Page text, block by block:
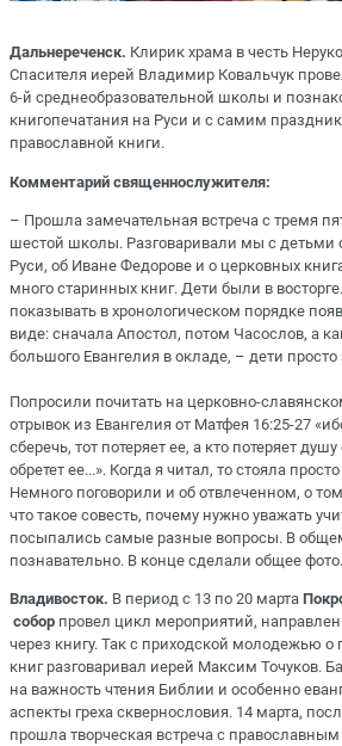
Дальнереченск. Клирик храма в честь
Спасителя иерей Владимир Ковальчук
6-й среднеобразовательной школы и
книгопечатания на Руси и с самим
православной книги.
Комментарий священнослужителя:
– Прошла замечательная встреча с тремя
шестой школы. Разговаривали мы с детьми
Руси, об Иване Федорове и о церковных
много старинных книг. Дети были в
показывать в хронологическом порядке
виде: сначала Апостол, потом Часослов, а
большого Евангелия в окладе, – дети
Попросили почитать на церковно-
отрывок из Евангелия от Матфея 16:25-27
сберечь, тот потеряет ее, а кто потеряет
обретет ее...». Когда я читал, то стояла
Немного поговорили и об отвлеченном, о
что такое совесть, почему нужно уважать
посыпались самые разные вопросы. В
познавательно. В конце сделали общее фото.
Владивосток. В период с 13 по 20 марта
собор провел цикл мероприятий,
через книгу. Так с приходской молодежью о
книг разговаривал иерей Максим Точуков.
на важность чтения Библии и особенно
аспекты греха сквернословия. 14 марта,
прошла творческая встреча с